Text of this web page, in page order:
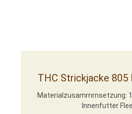
THC Strickjacke 805
Materialzusammrnsetzung:
Innenfutter